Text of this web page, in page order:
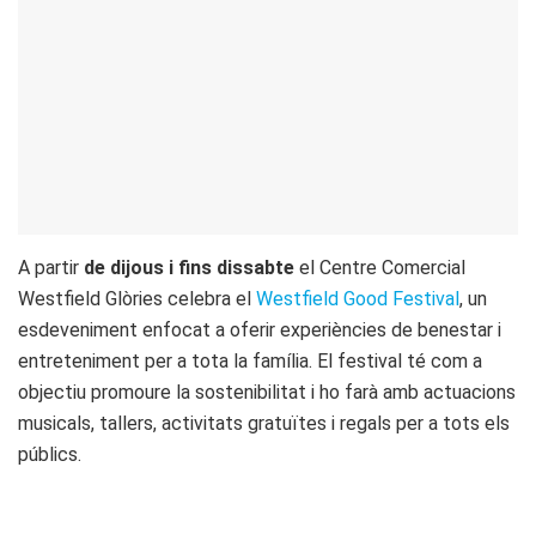
A partir de dijous i fins dissabte el Centre Comercial
Westfield Glòries celebra el Westfield Good Festival, un
esdeveniment enfocat a oferir experiències de benestar i
entreteniment per a tota la família. El festival té com a
objectiu promoure la sostenibilitat i ho farà amb actuacions
musicals, tallers, activitats gratuïtes i regals per a tots els
públics.